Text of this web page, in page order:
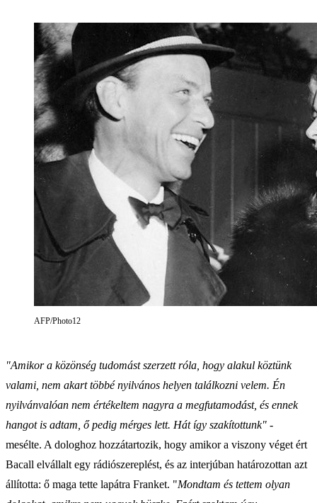
AFP/Photo12
"Amikor a közönség tudomást szerzett róla, hogy alakul köztünk
valami, nem akart többé nyilvános helyen találkozni velem. Én
nyilvánvalóan nem értékeltem nagyra a megfutamodást, és ennek
hangot is adtam, ő pedig mérges lett. Hát így szakítottunk" -
mesélte. A dologhoz hozzátartozik, hogy amikor a viszony véget ért
Bacall elvállalt egy rádiószereplést, és az interjúban határozottan azt
állította: ő maga tette lapátra Franket. "Mondtam és tettem olyan